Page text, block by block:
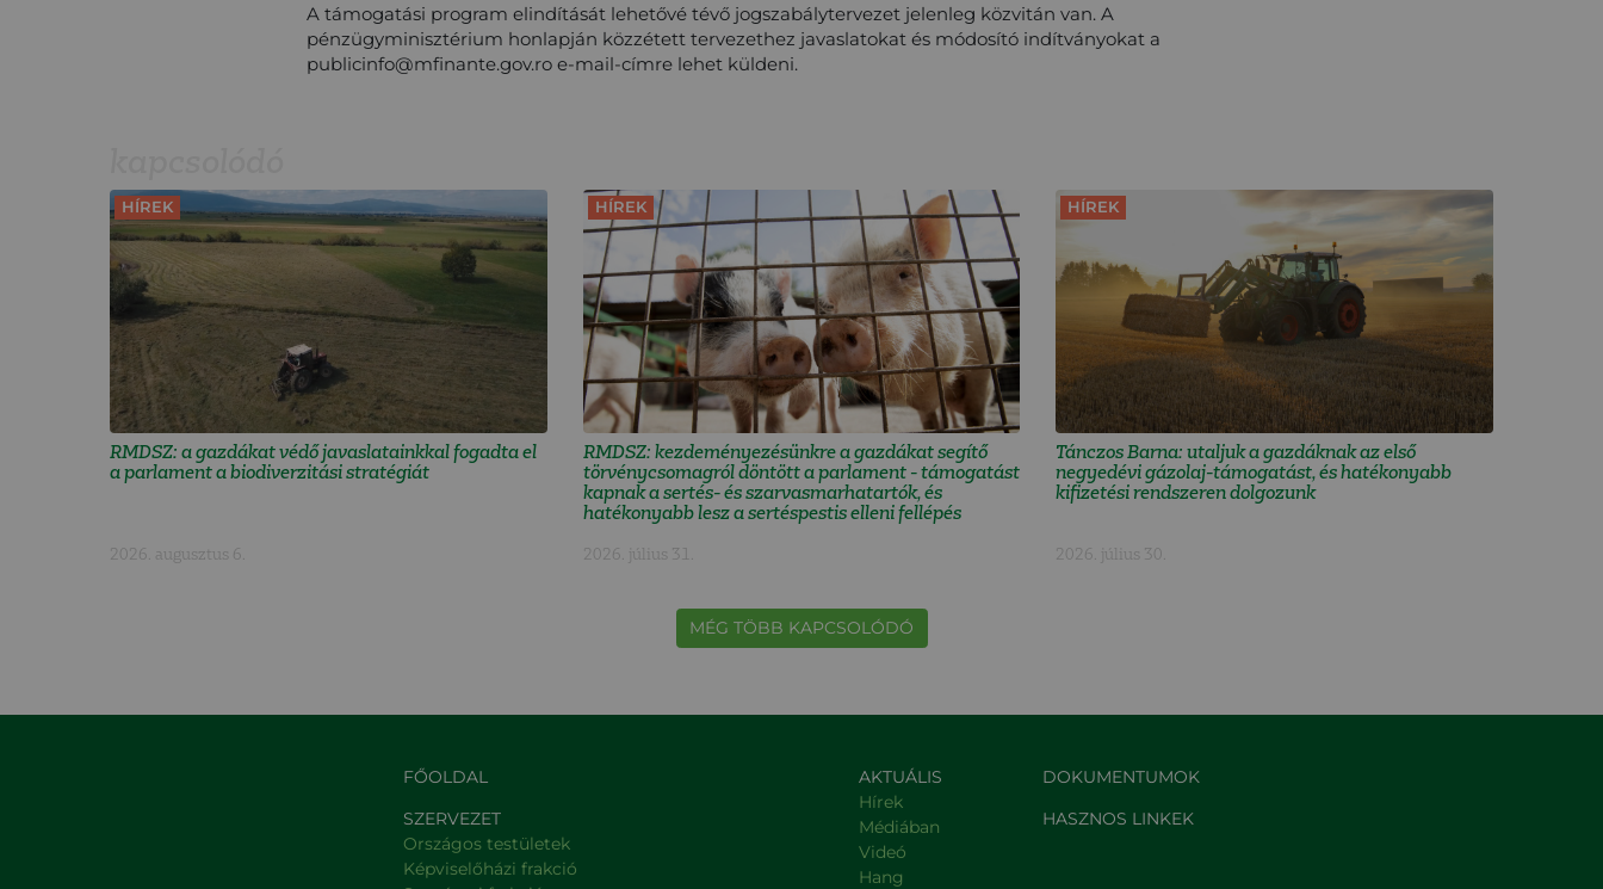
A támogatási program elindítását lehetővé tévő jogszabálytervezet jelenleg közvitán van. A
pénzügyminisztérium honlapján közzétett tervezethez javaslatokat és módosító indítványokat a
publicinfo@mfinante.gov.ro e-mail-címre lehet küldeni.
HÍREK
RMDSZ: a gazdákat védő javaslatainkkal fogadta el
a parlament a biodiverzitási stratégiát
2026. augusztus 6.
HÍREK
RMDSZ: kezdeményezésünkre a gazdákat segítő
törvénycsomagról döntött a parlament - támogatást
kapnak a sertés- és szarvasmarhatartók, és
hatékonyabb lesz a sertéspestis elleni fellépés
2026. július 31.
HÍREK
Tánczos Barna: utaljuk a gazdáknak az első
negyedévi gázolaj-támogatást, és hatékonyabb
kifizetési rendszeren dolgozunk
2026. július 30.
MÉG TÖBB KAPCSOLÓDÓ
FŐOLDAL
SZERVEZET
Országos testületek
Képviselőházi frakció
AKTUÁLIS
Hírek
Médiában
Videó
Hang
DOKUMENTUMOK
HASZNOS LINKEK